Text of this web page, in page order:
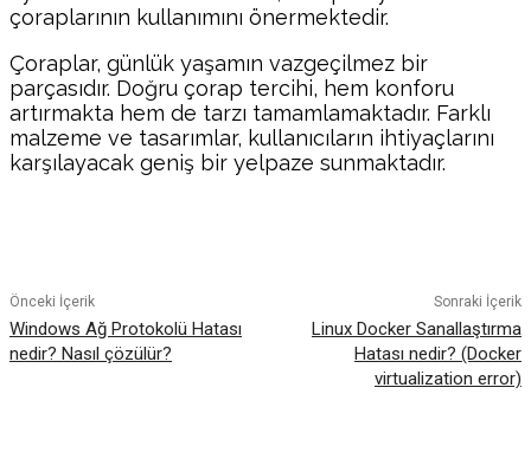
çoraplarının kullanımını önermektedir.
Çoraplar, günlük yaşamın vazgeçilmez bir
parçasıdır. Doğru çorap tercihi, hem konforu
artırmakta hem de tarzı tamamlamaktadır. Farklı
malzeme ve tasarımlar, kullanıcıların ihtiyaçlarını
karşılayacak geniş bir yelpaze sunmaktadır.
Önceki İçerik
Windows Ağ Protokolü Hatası
nedir? Nasıl çözülür?
Sonraki İçerik
Linux Docker Sanallaştırma
Hatası nedir? (Docker
virtualization error)